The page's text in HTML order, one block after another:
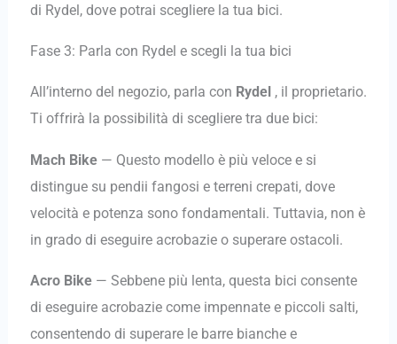
di Rydel, dove potrai scegliere la tua bici.
Fase 3: Parla con Rydel e scegli la tua bici
All’interno del negozio, parla con Rydel , il proprietario.
Ti offrirà la possibilità di scegliere tra due bici:
Mach Bike— Questo modello è più veloce e si
distingue su pendii fangosi e terreni crepati, dove
velocità e potenza sono fondamentali. Tuttavia, non è
in grado di eseguire acrobazie o superare ostacoli.
Acro Bike— Sebbene più lenta, questa bici consente
di eseguire acrobazie come impennate e piccoli salti,
consentendo di superare le barre bianche e